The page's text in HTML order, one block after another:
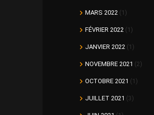
MARS 2022 (1)
FÉVRIER 2022 (1)
JANVIER 2022 (1)
NOVEMBRE 2021 (2)
OCTOBRE 2021 (1)
JUILLET 2021 (3)